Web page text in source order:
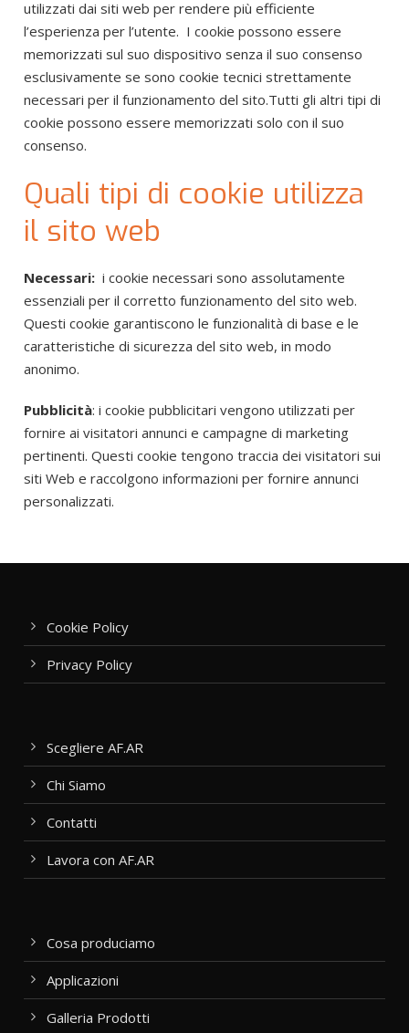
utilizzati dai siti web per rendere più efficiente
l’esperienza per l’utente. I cookie possono essere
memorizzati sul suo dispositivo senza il suo consenso
esclusivamente se sono cookie tecnici strettamente
necessari per il funzionamento del sito.Tutti gli altri tipi di
cookie possono essere memorizzati solo con il suo
consenso.
Quali tipi di cookie utilizza
il sito web
Necessari: i cookie necessari sono assolutamente
essenziali per il corretto funzionamento del sito web.
Questi cookie garantiscono le funzionalità di base e le
caratteristiche di sicurezza del sito web, in modo
anonimo.
Pubblicità: i cookie pubblicitari vengono utilizzati per
fornire ai visitatori annunci e campagne di marketing
pertinenti. Questi cookie tengono traccia dei visitatori sui
siti Web e raccolgono informazioni per fornire annunci
personalizzati.
Cookie Policy
Privacy Policy
Scegliere AF.AR
Chi Siamo
Contatti
Lavora con AF.AR
Cosa produciamo
Applicazioni
Galleria Prodotti